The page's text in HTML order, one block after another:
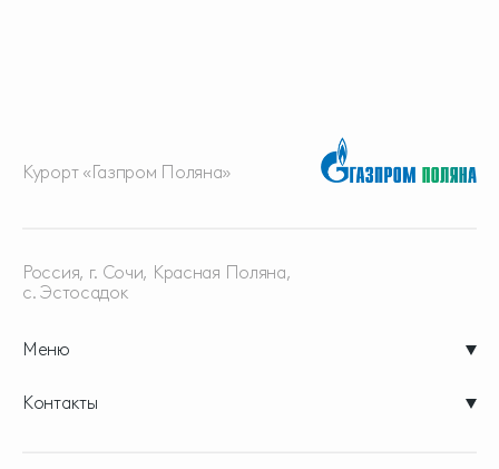
Курорт «Газпром Поляна»
Меню
Россия, г. Сочи, Красная Поляна,
с. Эстосадок
Контакты